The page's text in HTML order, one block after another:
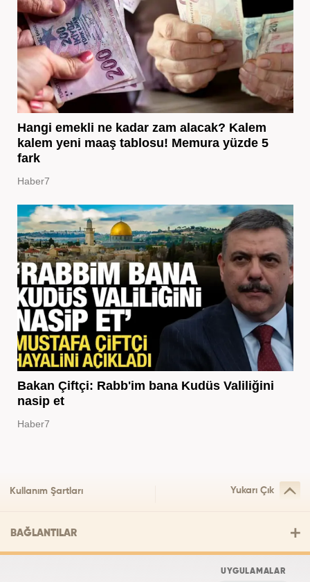
Hangi emekli ne kadar zam alacak? Kalem
kalem yeni maaş tablosu! Memura yüzde 5
fark
Haber7
Bakan Çiftçi: Rabb'im bana Kudüs Valiliğini
nasip et
Haber7
Kullanım Şartları Yukarı Çık
BAĞLANTILAR
UYGULAMALAR